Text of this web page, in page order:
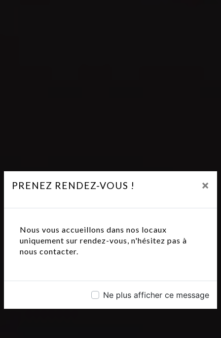
PRENEZ RENDEZ-VOUS ! ×
Nous vous accueillons dans nos locaux
uniquement sur rendez-vous, n'hésitez pas à
nous contacter.
Ne plus afficher ce message